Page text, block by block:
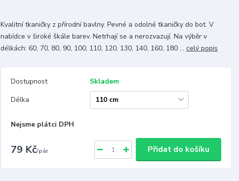
Kvalitní tkaničky z přírodní bavlny. Pevné a odolné tkaničky do bot. V
nabídce v široké škále barev. Netrhají se a nerozvazují. Na výběr v
délkách: 60, 70, 80, 90, 100, 110, 120, 130, 140, 160, 180 ...celý popis
Dostupnost
Skladem
Délka
Nejsme plátci DPH
79 Kč/pár Přidat do košíku